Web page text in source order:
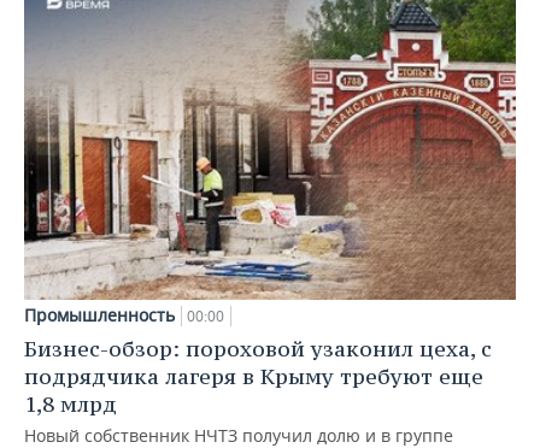
Промышленность 00:00
Бизнес-обзор: пороховой узаконил цеха, с
подрядчика лагеря в Крыму требуют еще
1,8 млрд
Новый собственник НЧТЗ получил долю и в группе